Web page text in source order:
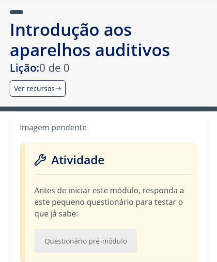
Introdução aos
aparelhos auditivos
Lição:0 de 0
Ver recursos
Imagem pendente
Atividade
Antes de iniciar este módulo, responda a
este pequeno questionário para testar o
que já sabe:
Questionário pré-módulo